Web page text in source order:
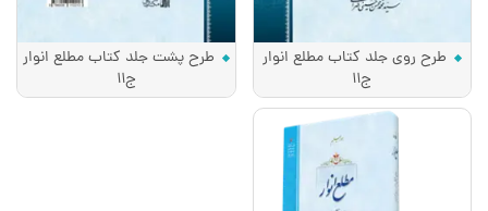
طرح روی جلد کتاب مطلع انوار
ج11
طرح پشت جلد کتاب مطلع انوار
ج11